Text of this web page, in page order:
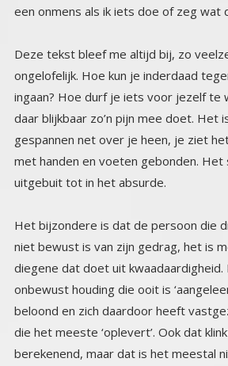
een onmens als ik iets doe of zeg wat
Deze tekst bleef me altijd bij, zo
ongelofelijk. Hoe kun je inderdaad
ingaan? Hoe durf je iets voor jezelf te
daar blijkbaar zo’n pijn mee doet.
gespannen net over je heen, je ziet het
met handen en voeten gebonden. Het
uitgebuit tot in het absurde.
Het bijzondere is dat de persoon die
niet bewust is van zijn gedrag, het
diegene dat doet uit
onbewust houding die ooit is
beloond en zich daardoor heeft
die het meeste ‘oplevert’. Ook dat
berekenend, maar dat is het
deze mensen zijn wel slachtoffer